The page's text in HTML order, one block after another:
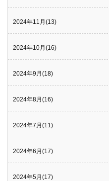
2024年11月(13)
2024年10月(16)
2024年9月(18)
2024年8月(16)
2024年7月(11)
2024年6月(17)
2024年5月(17)